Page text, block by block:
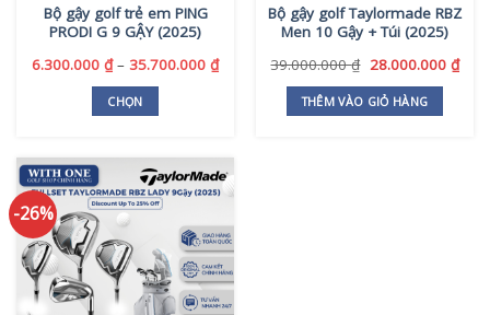
Bộ gậy golf trẻ em PING
PRODI G 9 GẬY (2025)
6.300.000 ₫ – 35.700.000 ₫Khoảng
6.300.000 ₫
CHỌN
này
có
nhiều
biến
thể.
Các
tùy
Bộ gậy golf Taylormade RBZ
Men 10 Gậy + Túi (2025)
39.000.000₫ Giá
là:
39.000.000 ₫.
28.000.000 ₫Giá
THÊM VÀO GIỎ HÀNG
-26%